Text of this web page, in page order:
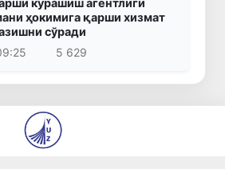
курашиш агентлиги
ҳокимига қарши хизмат
сўради
5 629